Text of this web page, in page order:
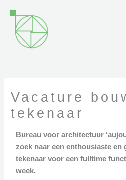
inhoud
Vacature
tekenaar
Bureau voor architectuur
zoek naar een enthousiaste en
tekenaar voor een fulltime
week.